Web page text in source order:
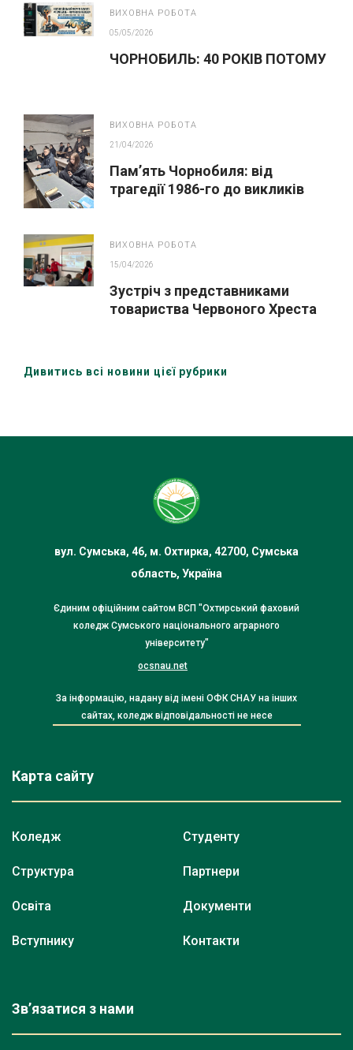
ВИХОВНА РОБОТА
05/05/2026
ЧОРНОБИЛЬ: 40 РОКІВ ПОТОМУ
ВИХОВНА РОБОТА
21/04/2026
Пам’ять Чорнобиля: від
трагедії 1986-го до викликів
ВИХОВНА РОБОТА
15/04/2026
Зустріч з представниками
товариства Червоного Хреста
Дивитись всі новини цієї рубрики
вул. Сумська, 46, м. Охтирка, 42700, Сумська
область, Україна
Єдиним офіційним сайтом ВСП "Охтирський фаховий
коледж Сумського національного аграрного
університету"
ocsnau.net
За інформацію, надану від імені ОФК СНАУ на інших
сайтах, коледж відповідальності не несе
Карта сайту
Коледж
Структура
Освіта
Вступнику
Студенту
Партнери
Документи
Контакти
Зв’язатися з нами